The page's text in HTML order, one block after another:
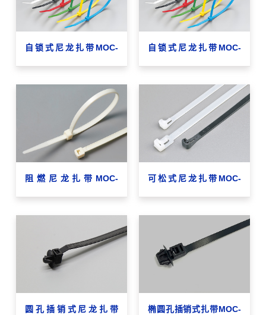
自锁式尼龙扎带MOC-
自锁式尼龙扎带MOC-
阻燃尼龙扎带MOC-
可松式尼龙扎带MOC-
圆孔插销式尼龙扎带
椭圆孔插销式扎带MOC-